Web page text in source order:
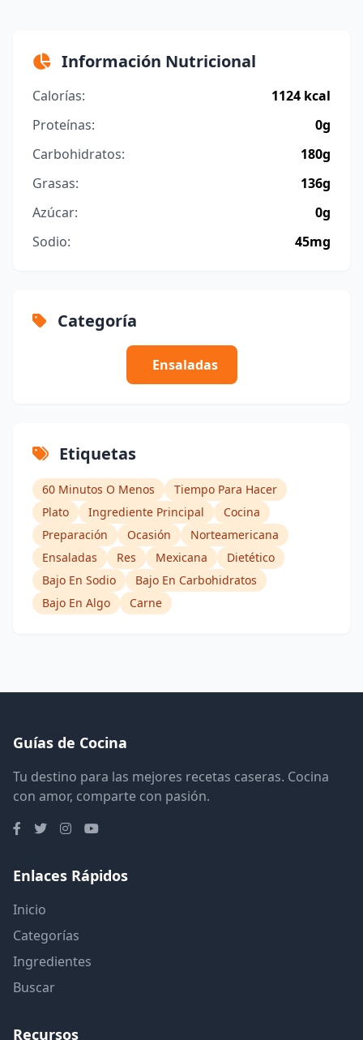
Información Nutricional
Calorías:
1124 kcal
Proteínas:
0g
Carbohidratos:
180g
Grasas:
136g
Azúcar:
0g
Sodio:
45mg
Categoría
Ensaladas
Etiquetas
60 Minutos O Menos
Tiempo Para Hacer
Plato
Ingrediente Principal
Cocina
Preparación
Ocasión
Norteamericana
Ensaladas
Res Mexicana
Dietético
Bajo En Sodio
Bajo En Carbohidratos
Bajo En Algo
Carne
Guías de Cocina
Tu destino para las mejores recetas caseras. Cocina
con amor, comparte con pasión.
Enlaces Rápidos
Inicio
Categorías
Ingredientes
Buscar
Recursos